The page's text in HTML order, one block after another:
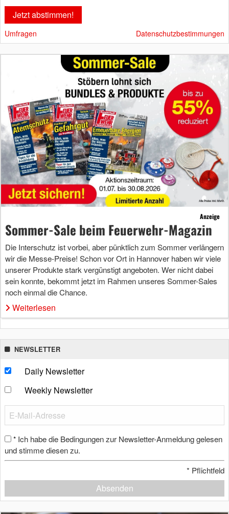
Umfragen Datenschutzbestimmungen
Anzeige
Sommer-Sale beim Feuerwehr-Magazin
Die Interschutz ist vorbei, aber pünktlich zum Sommer verlängern
wir die Messe-Preise! Schon vor Ort in Hannover haben wir viele
unserer Produkte stark vergünstigt angeboten. Wer nicht dabei
sein konnte, bekommt jetzt im Rahmen unseres Sommer-Sales
noch einmal die Chance.
Weiterlesen
NEWSLETTER
Daily Newsletter
Weekly Newsletter
* Ich habe die Bedingungen zur Newsletter-Anmeldung gelesen
und stimme diesen zu.
* Pflichtfeld
Absenden